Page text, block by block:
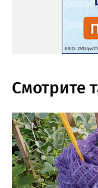
Смотрите